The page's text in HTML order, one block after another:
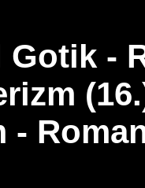
Gotik -
-